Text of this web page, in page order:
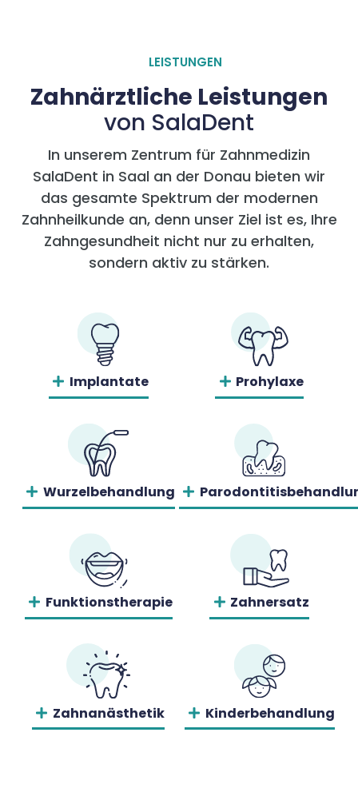
LEISTUNGEN
Zahnärztliche Leistungen
von SalaDent
In unserem Zentrum für Zahnmedizin
SalaDent in Saal an der Donau bieten wir
das gesamte Spektrum der modernen
Zahnheilkunde an, denn unser Ziel ist es, Ihre
Zahngesundheit nicht nur zu erhalten,
sondern aktiv zu stärken.
Implantate Prohylaxe
Wurzelbehandlung
Funktionstherapie Zahnersatz
Zahnanästhetik Kinderbehandlung